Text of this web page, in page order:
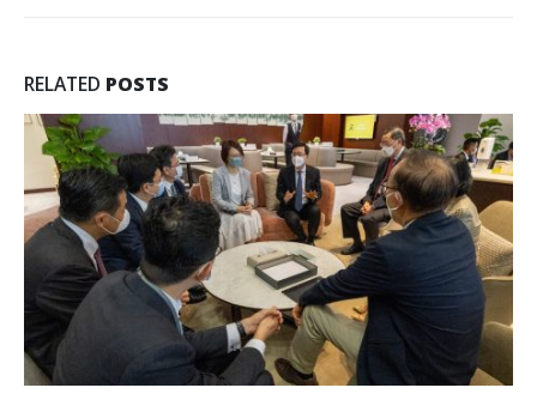
RELATED POSTS